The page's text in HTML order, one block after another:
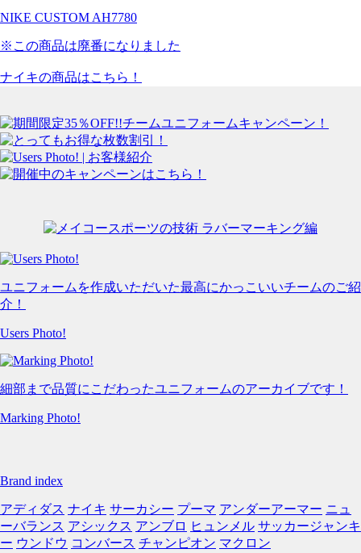
NIKE CUSTOM AH7780
※この商品は廃番になりました
ナイキの商品はこちら！
ユニフォームを作成いただいた最高にかっこいいチームのご紹
介！
Users Photo!
細部まで品質にこだわったユニフォームのアーカイブです！
Marking Photo!
Brand index
アディダス ナイキ サーカシー プーマ アンダーアーマー ニュ
ーバランス アシックス アンブロ ヒュンメル サッカージャンキ
ー ウンドウ コンバース チャンピオン マクロン